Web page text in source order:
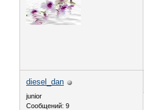
diesel_dan
junior
Сообщений: 9